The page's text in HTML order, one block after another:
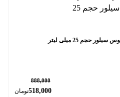
888,000
518,000تومان